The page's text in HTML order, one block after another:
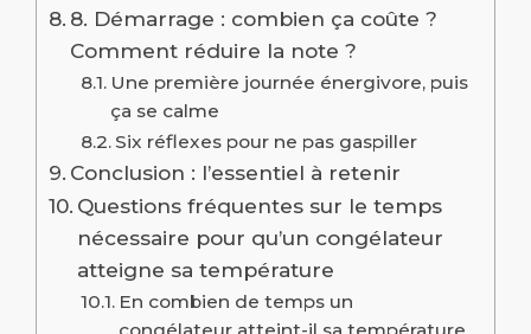
8. Démarrage : combien ça coûte ?
Comment réduire la note ?
Une première journée énergivore, puis
ça se calme
Six réflexes pour ne pas gaspiller
Conclusion : l’essentiel à retenir
Questions fréquentes sur le temps
nécessaire pour qu’un congélateur
atteigne sa température
En combien de temps un
congélateur atteint-il sa température